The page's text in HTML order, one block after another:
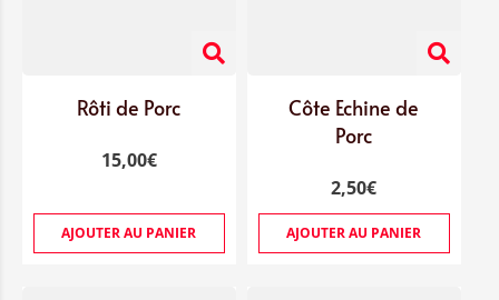
Rôti de Porc
15,00€
AJOUTER AU PANIER
Côte Echine de
Porc
2,50€
AJOUTER AU PANIER